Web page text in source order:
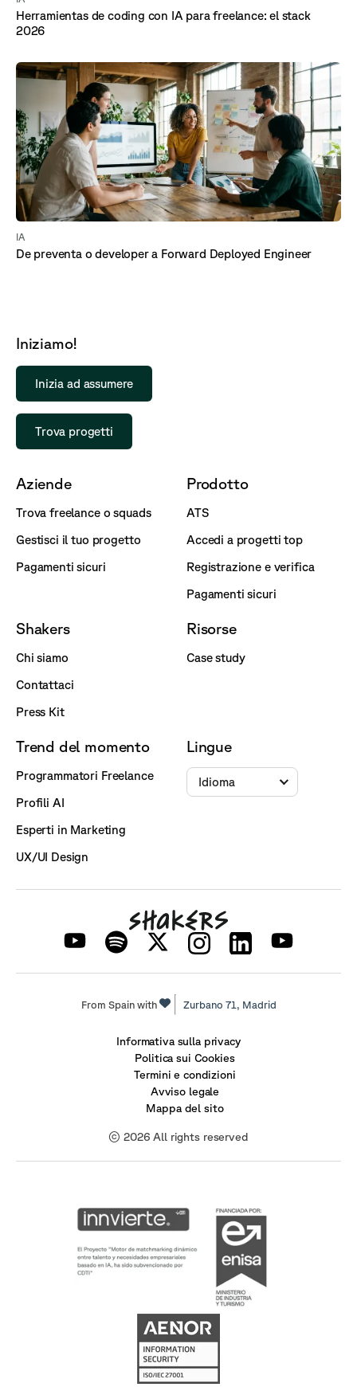
Herramientas de coding con IA para freelance: el stack
2026
IA
De preventa o developer a Forward Deployed Engineer
Iniziamo!
Inizia ad assumere
Trova progetti
Aziende
Trova freelance o squads
Gestisci il tuo progetto
Pagamenti sicuri
Prodotto
ATS
Accedi a progetti top
Registrazione e verifica
Pagamenti sicuri
Shakers
Chi siamo
Contattaci
Press Kit
Risorse
Case study
Trend del momento
Programmatori Freelance
Profili AI
Esperti in Marketing
UX/UI Design
Lingue
Idioma
From Spain with Zurbano 71, Madrid
Informativa sulla privacy
Politica sui Cookies
Termini e condizioni
Avviso legale
Mappa del sito
© 2026 All rights reserved